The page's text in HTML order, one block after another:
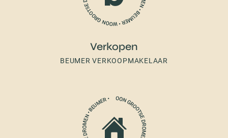
Verkopen
BEUMER VERKOOPMAKELAAR